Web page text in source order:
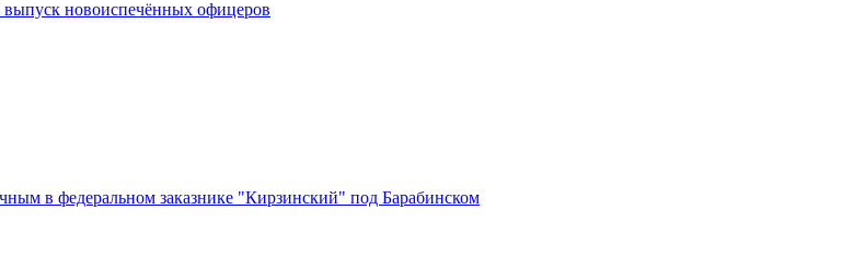
новоиспечённых офицеров
в федеральном заказнике "Кирзинский" под Барабинском